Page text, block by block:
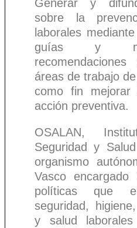
Generar y
sobre la
laborales
guías y
áreas de trabajo
como fin
acción preventiva.
OSALAN,
Seguridad y
organismo
Vasco
políticas que
seguridad,
y salud